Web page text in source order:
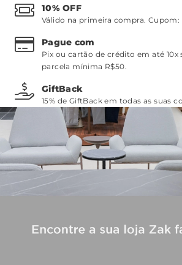
10% OFF
Válido na primeira compra. Cupom:
Pague com
Pix ou cartão de crédito em até 10x
parcela mínima R$50.
GiftBack
15% de GiftBack em todas as suas